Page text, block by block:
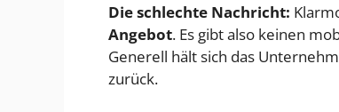
Die schlechte Nachricht:
Angebot. Es gibt also keinen
Generell hält sich das
zurück.